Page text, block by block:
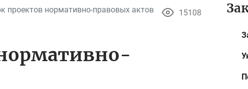
проектов нормативно-правовых актов 15108